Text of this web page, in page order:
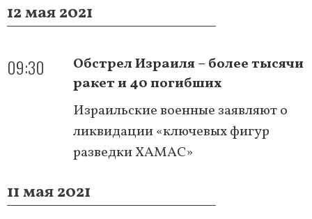
12 мая 2021
09:30
Обстрел Израиля – более тысячи
ракет и 40 погибших
Израильские военные заявляют о
ликвидации «ключевых фигур
разведки ХАМАС»
11 мая 2021